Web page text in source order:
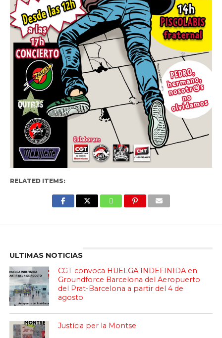
RELATED ITEMS:
ULTIMAS NOTICIAS
CGT convoca HUELGA INDEFINIDA en
Groundforce Barcelona del Aeropuerto
del Prat-Barcelona a partir del 4 de
agosto
Justícia per la Montse